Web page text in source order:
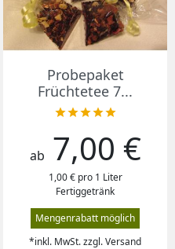
Probepaket
Früchtetee 7...

Preis
ab 7,00 €
1,00 € pro 1 Liter
Fertiggetränk
Mengenrabatt möglich
*inkl. MwSt. zzgl. Versand